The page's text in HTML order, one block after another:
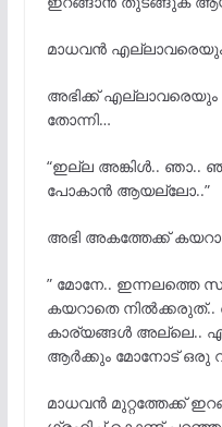
മാധവന്എല്ലാവരെയും
അഭിക്ക് എല്ലാവരെയും
തോന്നി…
“ഇല്ല അങ്കിള്.. ഞാ..
പോകാൻ ആയല്ലോ..”
അഭി അകത്തേക്ക്
” മോനേ.. ഇന്നലത്തെ
കയറാതെ നില്
കാര്യങ്ങൾ അല്ലെ..
ആര്ക്കും മോനോട് ഒരു
മാധവന്മുറ്റത്തേക്ക്